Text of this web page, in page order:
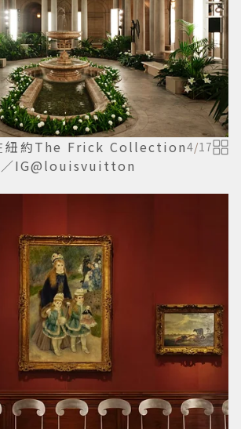
紐約The Frick Collection
／IG@louisvuitton
4/17